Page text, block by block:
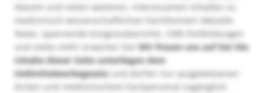
diesem und vielen weiteren, interessanten Inhalten zu
medizinisch-wissenschaftlichen Fachthemen! Aktuelle
News, spannende Kongressberichte, CME-Fortbildungen
und vieles mehr erwarten Sie!Wir freuen uns auf Sie! Die
Inhalte dieser Seite unterliegen dem
Heilmittelwerbegesetzund dürfen nur ausgewiesenen
Ärzten und medizinischem Fachpersonal zugänglich